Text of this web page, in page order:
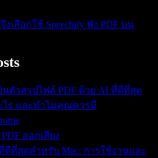
เลือกใช้ Speechify ฟัง PDF บน
นตัวสรุปไฟล์ PDF ด้วย AI ที่ดีที่สุด
ะไร และทำไมคุณควรมี
ออกเสียง
ดีที่สุดสำหรับ Mac: การใช้งานและ